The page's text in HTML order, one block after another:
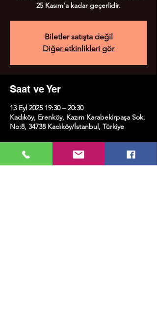
25 Kasım'a kadar geçerlidir.
Biletler satışta değil
Diğer etkinlikleri gör
Saat ve Yer
13 Eyl 2025 19:30 – 20:30
Kadıköy, Erenköy, Kazım Karabekirpaşa Sok.
No:8, 34738 Kadıköy/İstanbul, Türkiye
Etkinlik hakkında